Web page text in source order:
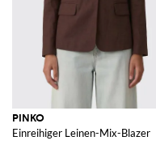
PINKO
Einreihiger Leinen-Mix-Blazer